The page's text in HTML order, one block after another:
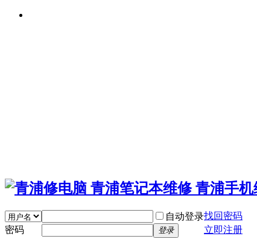
自动登录找回密码
密码
登录 立即注册